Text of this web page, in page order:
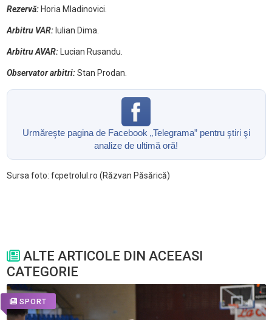
Rezervă:Horia Mladinovici.
Arbitru VAR:Iulian Dima.
Arbitru AVAR:Lucian Rusandu.
Observator arbitri:Stan Prodan.
Urmăreşte pagina de Facebook „Telegrama” pentru ştiri şi
analize de ultimă oră!
Sursa foto: fcpetrolul.ro (Răzvan Păsărică)
ALTE ARTICOLE DIN ACEEASI
CATEGORIE
SPORT